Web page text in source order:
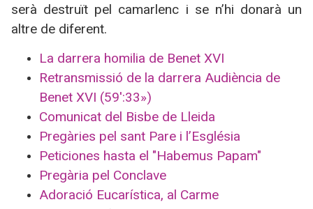
serà destruït pel camarlenc i se n’hi donarà un
altre de diferent.
La darrera homilia de Benet XVI
Retransmissió de la darrera Audiència de
Benet XVI (59′:33»)
Comunicat del Bisbe de Lleida
Pregàries pel sant Pare i l’Església
Peticiones hasta el "Habemus Papam"
Pregària pel Conclave
Adoració Eucarística, al Carme